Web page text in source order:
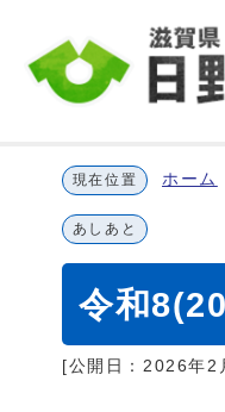
現在位置 ホーム
あしあと
令和
[公開日： 2026年2